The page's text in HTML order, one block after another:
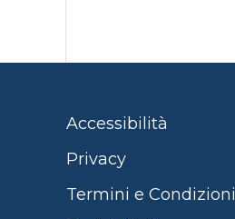
Accessibilità
Privacy
Termini e Condizioni